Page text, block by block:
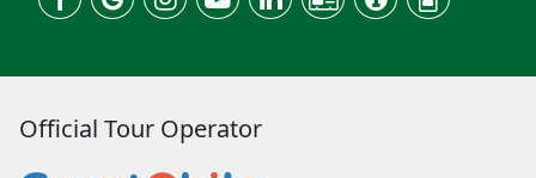
Official Tour Operator